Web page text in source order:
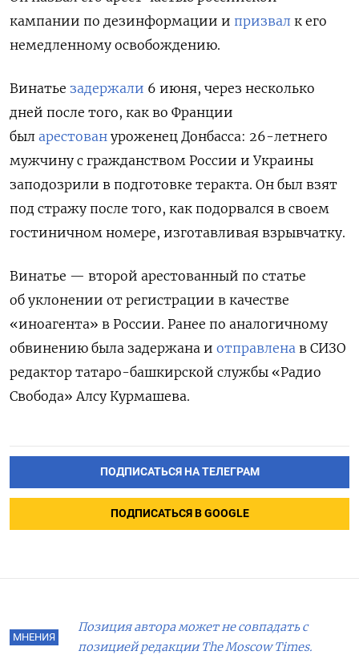
кампании по дезинформации и призвал к его
немедленному освобождению.
Винатье задержали 6 июня, через несколько
дней после того, как во Франции
был арестован уроженец Донбасса: 26-летнего
мужчину с гражданством России и Украины
заподозрили в подготовке теракта. Он был взят
под стражу после того, как подорвался в своем
гостиничном номере, изготавливая взрывчатку.
Винатье — второй арестованный по статье
об уклонении от регистрации в качестве
«иноагента» в России. Ранее по аналогичному
обвинению была задержана и отправлена в СИЗО
редактор татаро-башкирской службы «Радио
Свобода» Алсу Курмашева.
ПОДПИСАТЬСЯ НА ТЕЛЕГРАМ
ПОДПИСАТЬСЯ В GOOGLE
МНЕНИЯ
Позиция автора может не совпадать с
позицией редакции The Moscow Times.